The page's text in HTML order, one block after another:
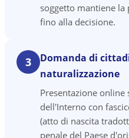
soggetto mantiene
fino alla decisione.
3
Domanda di
naturalizzazione
Presentazione
dell'Interno con
(atto di nascita
penale del Paese